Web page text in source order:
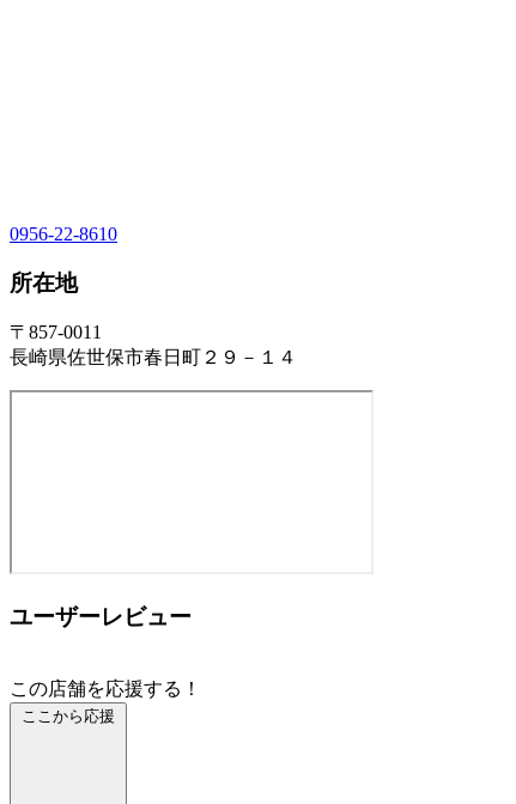
0956-22-8610
所在地
〒857-0011
長崎県佐世保市春日町２９－１４
ユーザーレビュー
この店舗を応援する！
ここから応援